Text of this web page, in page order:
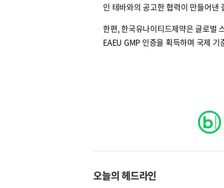
인 테바와의 공고한 협력이 만들어낸
한편, 한국유나이티드제약은 글로벌
EAEU GMP 인증을 획득하며 국제
오늘의 헤드라인